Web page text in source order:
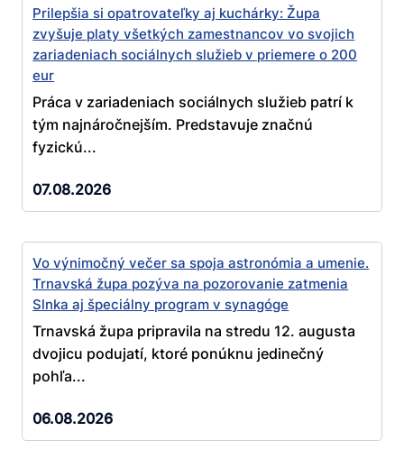
Prilepšia si opatrovateľky aj kuchárky: Župa
zvyšuje platy všetkých zamestnancov vo svojich
zariadeniach sociálnych služieb v priemere o 200
eur
Práca v zariadeniach sociálnych služieb patrí k
tým najnáročnejším. Predstavuje značnú
fyzickú...
07.08.2026
Vo výnimočný večer sa spoja astronómia a umenie.
Trnavská župa pozýva na pozorovanie zatmenia
Slnka aj špeciálny program v synagóge
Trnavská župa pripravila na stredu 12. augusta
dvojicu podujatí, ktoré ponúknu jedinečný
pohľa...
06.08.2026